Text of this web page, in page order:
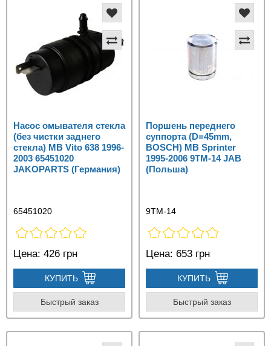
Насос омывателя стекла
(без чистки заднего
стекла) MB Vito 638 1996-
2003 65451020
JAKOPARTS (Германия)
65451020
Цена: 426 грн
КУПИТЬ
Быстрый заказ
Поршень переднего
суппорта (D=45mm,
BOSCH) MB Sprinter
1995-2006 9TM-14 JAB
(Польша)
9TM-14
Цена: 653 грн
КУПИТЬ
Быстрый заказ